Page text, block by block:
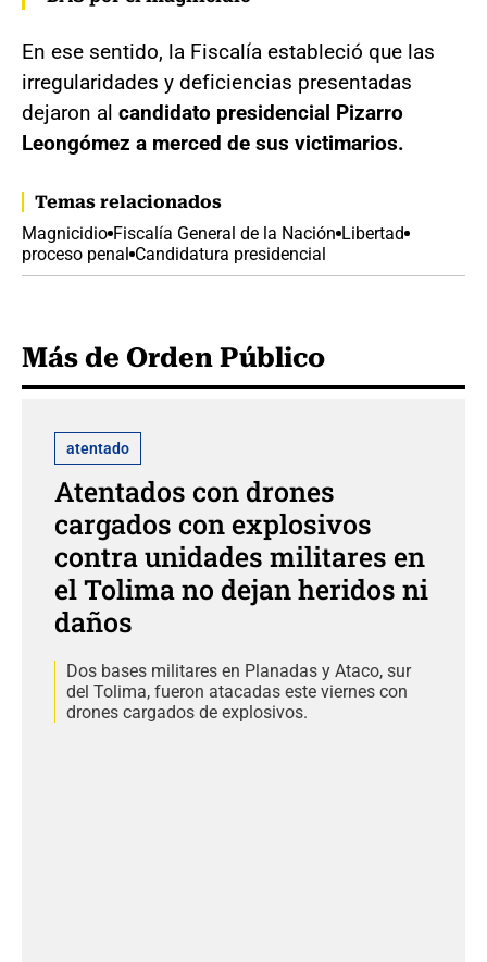
En ese sentido, la Fiscalía estableció que las
irregularidades y deficiencias presentadas
dejaron al candidato presidencial Pizarro
Leongómez a merced de sus victimarios.
Temas relacionados
Magnicidio Fiscalía General de la Nación Libertad
proceso penal Candidatura presidencial
Más de Orden Público
atentado
Atentados con drones
cargados con explosivos
contra unidades militares en
el Tolima no dejan heridos ni
daños
Dos bases militares en Planadas y Ataco, sur
del Tolima, fueron atacadas este viernes con
drones cargados de explosivos.